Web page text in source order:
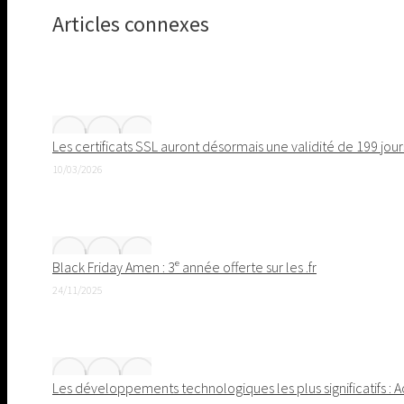
Pinterest
Articles connexes
Les certificats SSL auront désormais une validité de 199
10/03/2026
Black Friday Amen : 3ᵉ année offerte sur les .fr
24/11/2025
Les développements technologiques les plus significatifs :